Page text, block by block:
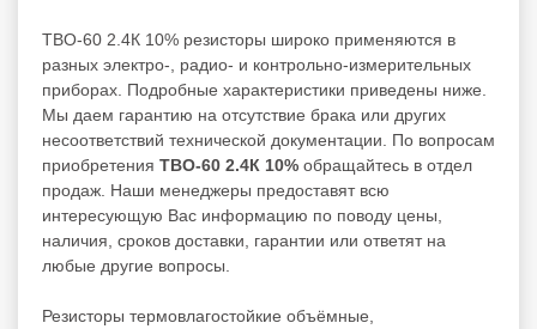
ТВО-60 2.4К 10% резисторы широко применяются в
разных электро-, радио- и контрольно-измерительных
приборах. Подробные характеристики приведены ниже.
Мы даем гарантию на отсутствие брака или других
несоответствий технической документации. По вопросам
приобретения ТВО-60 2.4К 10% обращайтесь в отдел
продаж. Наши менеджеры предоставят всю
интересующую Вас информацию по поводу цены,
наличия, сроков доставки, гарантии или ответят на
любые другие вопросы.
Резисторы термовлагостойкие объёмные,